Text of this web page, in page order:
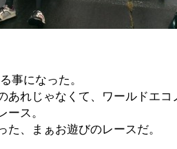
事になった。
あれじゃなくて、ワールドエ
ース。
た、まぁお遊びのレースだ。